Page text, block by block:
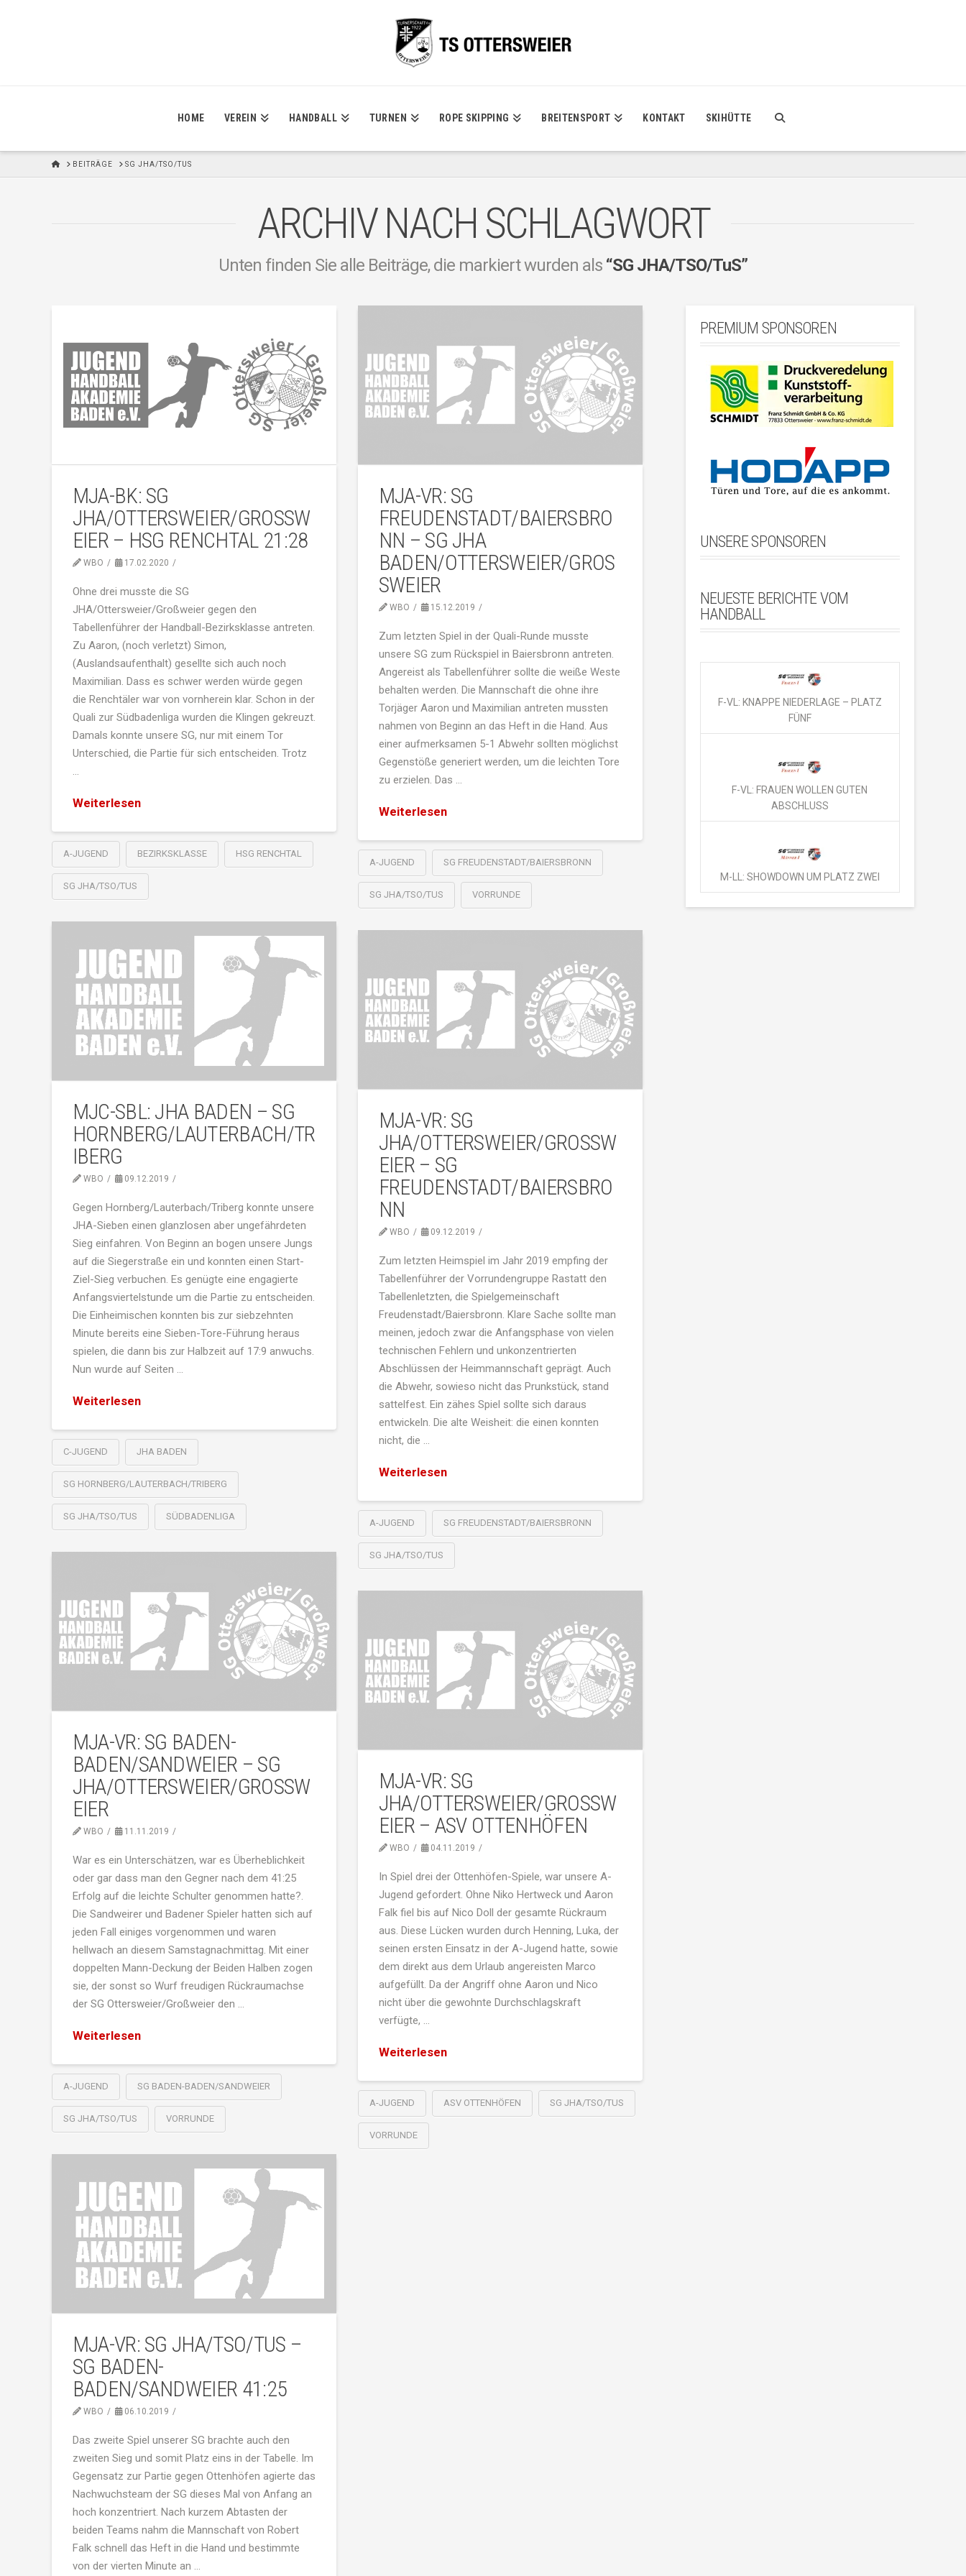
HOME VEREIN HANDBALL TURNEN ROPE SKIPPING BREITENSPORT KONTAKT SKIHÜTTE
BEITRÄGE SG JHA/TSO/TUS
ARCHIV NACH SCHLAGWORT
Unten finden Sie alle Beiträge, die markiert wurden als “SG JHA/TSO/TuS”
MJA-BK: SG
JHA/OTTERSWEIER/GROSSWE
IER – HSG RENCHTAL 21:28
WBO 17.02.2020
Ohne drei musste die SG
JHA/Ottersweier/Großweier gegen den
Tabellenführer der Handball-Bezirksklasse antreten.
Zu Aaron, (noch verletzt) Simon,
(Auslandsaufenthalt) gesellte sich auch noch
Maximilian. Dass es schwer werden würde gegen
die Renchtäler war von vornherein klar. Schon in der
Quali zur Südbadenliga wurden die Klingen gekreuzt.
Damals konnte unsere SG, nur mit einem Tor
Unterschied, die Partie für sich entscheiden. Trotz
…
Weiterlesen
A-JUGEND BEZIRKSKLASSE HSG RENCHTAL
SG JHA/TSO/TUS
MJA-VR: SG
FREUDENSTADT/BAIERSBRO
NN – SG JHA
BADEN/OTTERSWEIER/GROSS
WEIER
WBO 15.12.2019
Zum letzten Spiel in der Quali-Runde musste
unsere SG zum Rückspiel in Baiersbronn antreten.
Angereist als Tabellenführer sollte die weiße Weste
behalten werden. Die Mannschaft die ohne ihre
Torjäger Aaron und Maximilian antreten mussten
nahmen von Beginn an das Heft in die Hand. Aus
einer aufmerksamen 5-1 Abwehr sollten möglichst
Gegenstöße generiert werden, um die leichten Tore
zu erzielen. Das …
Weiterlesen
A-JUGEND SG FREUDENSTADT/BAIERSBRONN
SG JHA/TSO/TUS VORRUNDE
MJC-SBL: JHA BADEN – SG
HORNBERG/LAUTERBACH/TR
IBERG
WBO 09.12.2019
Gegen Hornberg/Lauterbach/Triberg konnte unsere
JHA-Sieben einen glanzlosen aber ungefährdeten
Sieg einfahren. Von Beginn an bogen unsere Jungs
auf die Siegerstraße ein und konnten einen Start-
Ziel-Sieg verbuchen. Es genügte eine engagierte
Anfangsviertelstunde um die Partie zu entscheiden.
Die Einheimischen konnten bis zur siebzehnten
Minute bereits eine Sieben-Tore-Führung heraus
spielen, die dann bis zur Halbzeit auf 17:9 anwuchs.
Nun wurde auf Seiten …
Weiterlesen
C-JUGEND JHA BADEN
SG HORNBERG/LAUTERBACH/TRIBERG
SG JHA/TSO/TUS SÜDBADENLIGA
MJA-VR: SG
JHA/OTTERSWEIER/GROSSWE
IER – SG F
REUDENSTADT/BAIERSBRON
N
WBO 09.12.2019
Zum letzten Heimspiel im Jahr 2019 empfing der
Tabellenführer der Vorrundengruppe Rastatt den
Tabellenletzten, die Spielgemeinschaft
Freudenstadt/Baiersbronn. Klare Sache sollte man
meinen, jedoch zwar die Anfangsphase von vielen
technischen Fehlern und unkonzentrierten
Abschlüssen der Heimmannschaft geprägt. Auch
die Abwehr, sowieso nicht das Prunkstück, stand
sattelfest. Ein zähes Spiel sollte sich daraus
entwickeln. Die alte Weisheit: die einen konnten
nicht, die …
Weiterlesen
A-JUGEND SG FREUDENSTADT/BAIERSBRONN
SG JHA/TSO/TUS
MJA-VR: SG BADEN-
BADEN/SANDWEIER – SG
JHA/OTTERSWEIER/GROSSWE
IER
WBO 11.11.2019
War es ein Unterschätzen, war es Überheblichkeit
oder gar dass man den Gegner nach dem 41:25
Erfolg auf die leichte Schulter genommen hatte?.
Die Sandweirer und Badener Spieler hatten sich auf
jeden Fall einiges vorgenommen und waren
hellwach an diesem Samstagnachmittag. Mit einer
doppelten Mann-Deckung der Beiden Halben zogen
sie, der sonst so Wurf freudigen Rückraumachse
der SG Ottersweier/Großweier den …
Weiterlesen
A-JUGEND SG BADEN-BADEN/SANDWEIER
SG JHA/TSO/TUS VORRUNDE
MJA-VR: SG
JHA/OTTERSWEIER/GROSSW
EIER – ASV OTTENHÖFEN
WBO 04.11.2019
In Spiel drei der Ottenhöfen-Spiele, war unsere A-
Jugend gefordert. Ohne Niko Hertweck und Aaron
Falk fiel bis auf Nico Doll der gesamte Rückraum
aus. Diese Lücken wurden durch Henning, Luka, der
seinen ersten Einsatz in der A-Jugend hatte, sowie
dem direkt aus dem Urlaub angereisten Marco
aufgefüllt. Da der Angriff ohne Aaron und Nico
nicht über die gewohnte Durchschlagskraft
verfügte, …
Weiterlesen
A-JUGEND ASV OTTENHÖFEN SG JHA/TSO/TUS
VORRUNDE
MJA-VR: SG JHA/TSO/TUS –
SG BADEN-
BADEN/SANDWEIER 41:25
WBO 06.10.2019
Das zweite Spiel unserer SG brachte auch den
zweiten Sieg und somit Platz eins in der Tabelle. Im
Gegensatz zur Partie gegen Ottenhöfen agierte das
Nachwuchsteam der SG dieses Mal von Anfang an
hoch konzentriert. Nach kurzem Abtasten der
beiden Teams nahm die Mannschaft von Robert
Falk schnell das Heft in die Hand und bestimmte
von der vierten Minute an …
PREMIUM SPONSOREN
UNSERE SPONSOREN
NEUESTE BERICHTE VOM
HANDBALL
F-VL: KNAPPE NIEDERLAGE – PLATZ
FÜNF
F-VL: FRAUEN WOLLEN GUTEN
ABSCHLUSS
M-LL: SHOWDOWN UM PLATZ ZWEI